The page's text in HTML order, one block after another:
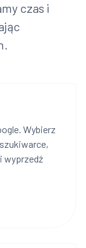
czas i
Wybierz
wyprzedź